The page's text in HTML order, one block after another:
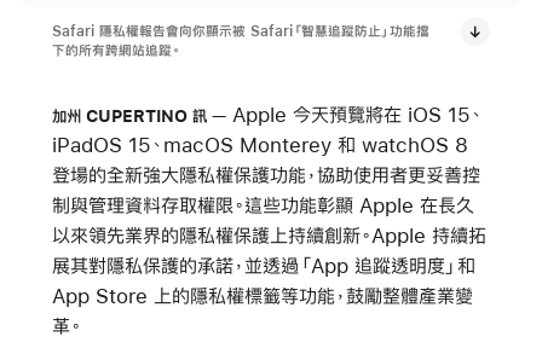
Safari 隱私權報告會向你顯示被 Safari「智慧追蹤防止」功能擋
下的所有跨網站追蹤。
加州 CUPERTINO 訊
Apple 今天預覽將在 iOS 15、
iPadOS 15、macOS Monterey 和 watchOS 8
登場的全新強大隱私權保護功能，協助使用者更妥善控
制與管理資料存取權限。這些功能彰顯 Apple 在長久
以來領先業界的隱私權保護上持續創新。Apple 持續拓
展其對隱私保護的承諾，並透過「App 追蹤透明度」和
App Store 上的隱私權標籤等功能，鼓勵整體產業變
革。